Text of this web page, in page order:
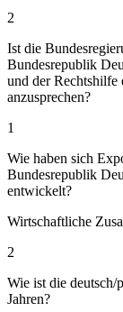
2
Ist die
Bundesrepublik
und der Rechtshilfe
anzusprechen?
1
Wie haben sich
Bundesrepublik
entwickelt?
Wirtschaftliche
2
Wie ist die deutsch/
Jahren?